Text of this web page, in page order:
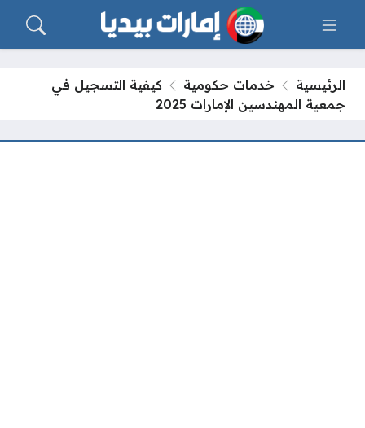
الرئيسية خدمات حكومية
كيفية التسجيل في
جمعية المهندسين الإمارات 2025